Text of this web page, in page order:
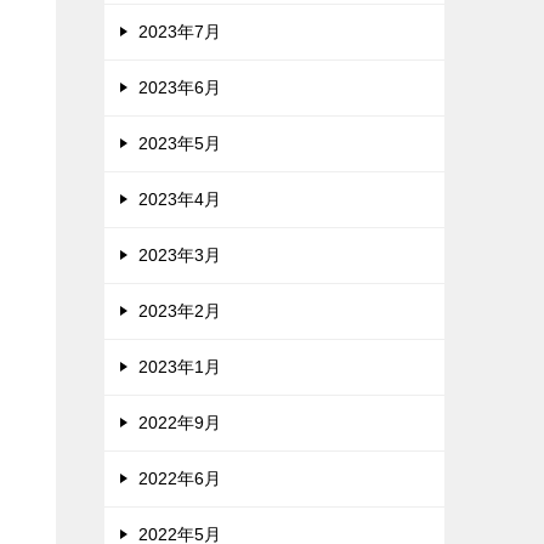
2023年7月
2023年6月
2023年5月
2023年4月
2023年3月
2023年2月
2023年1月
2022年9月
2022年6月
2022年5月